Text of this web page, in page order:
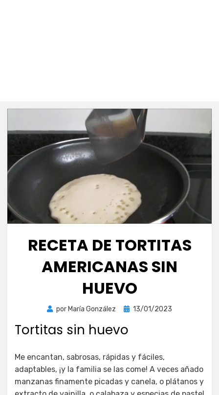
RECETA DE TORTITAS
AMERICANAS SIN
HUEVO
por María González
Publicada
13/01/2023
Tortitas sin huevo
Me encantan, sabrosas, rápidas y fáciles,
adaptables, ¡y la familia se las come! A veces añado
manzanas finamente picadas y canela, o plátanos y